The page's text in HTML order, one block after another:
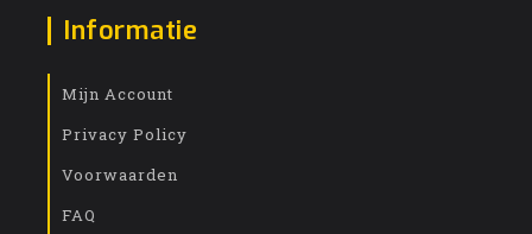
Informatie
Mijn Account
Privacy Policy
Voorwaarden
FAQ